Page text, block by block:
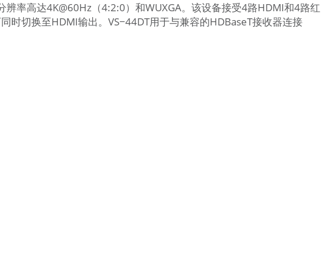
率高达4K@60Hz（4:2:0）和WUXGA。该设备接受4路HDMI和4路红
时切换至HDMI输出。VS−44DT用于与兼容的HDBaseT接收器连接